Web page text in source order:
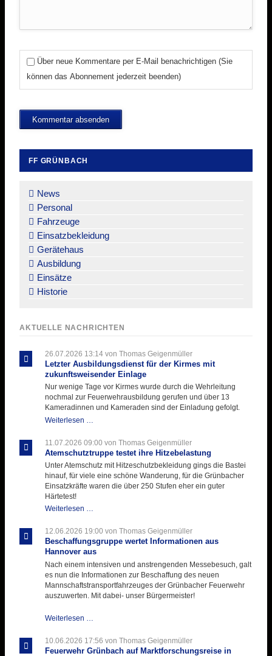
Über neue Kommentare per E-Mail benachrichtigen (Sie
können das Abonnement jederzeit beenden)
Kommentar absenden
FF GRÜNBACH
überspringen
News
Personal
Fahrzeuge
Einsatzbekleidung
Gerätehaus
Ausbildung
Einsätze
Historie
AKTUELLE NACHRICHTEN
26.07.2026 13:14von Thomas Geigenmüller
Letzter Ausbildungsdienst für der Kirmes mit
zukunftsweisender Einlage
Nur wenige Tage vor Kirmes wurde durch die Wehrleitung
nochmal zur Feuerwehrausbildung gerufen und über 13
Kameradinnen und Kameraden sind der Einladung gefolgt.
Weiterlesen …
für
der
11.07.2026 09:00 von Thomas Geigenmüller
Atemschutztruppe testet ihre Hitzebelastung
Unter Atemschutz mit Hitzeschutzbekleidung gings die Bastei
hinauf, für viele eine schöne Wanderung, für die Grünbacher
Einsatzkräfte waren die über 250 Stufen eher ein guter
Härtetest!
Weiterlesen …
ihre
Hitzebelastung
12.06.2026 19:00 von Thomas Geigenmüller
Beschaffungsgruppe wertet Informationen aus
Hannover aus
Nach einem intensiven und anstrengenden Messebesuch, galt
es nun die Informationen zur Beschaffung des neuen
Mannschaftstransportfahrzeuges der Grünbacher Feuerwehr
auszuwerten. Mit dabei- unser Bürgermeister!
Weiterlesen …
Informationen
aus
10.06.2026 17:56 von Thomas Geigenmüller
Feuerwehr Grünbach auf Marktforschungsreise in